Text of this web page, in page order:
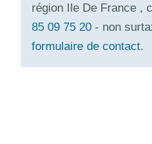
région Ile De France ,
85 09 75 20 - non
formulaire de contact.